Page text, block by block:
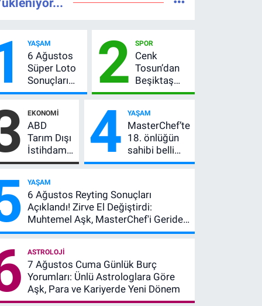
YAŞAM
6 Ağustos
Süper Loto
Sonuçları
Açıklandı!
TL’lik Çekiliş
2 SPOR
Cenk
Tosun’dan
Beşiktaş
açıklaması:
asıl mesajı
satır
arasında
verdi
EKONOMI
ABD
Tarım Dışı
İstihdam
Verisi
Nasıl
Etkiler?
Çok Basit
Anlatımla
Rehber
4 YAŞAM
MasterChef’te
18. önlüğün
sahibi belli
oldu! Ana
oldu?
YAŞAM
6 Ağustos Reyting Sonuçları
Açıklandı! Zirve El Değiştirdi:
Muhtemel Aşk, MasterChef'i Geride
Bıraktı
ASTROLOJI
7 Ağustos Cuma Günlük Burç
Yorumları: Ünlü Astrologlara Göre
Aşk, Para ve Kariyerde Yeni Dönem